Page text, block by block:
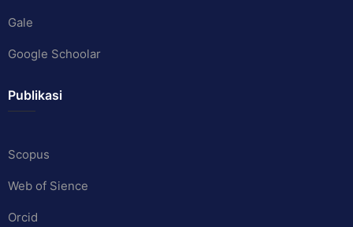
Gale
Google Schoolar
Publikasi
Scopus
Web of Sience
Orcid